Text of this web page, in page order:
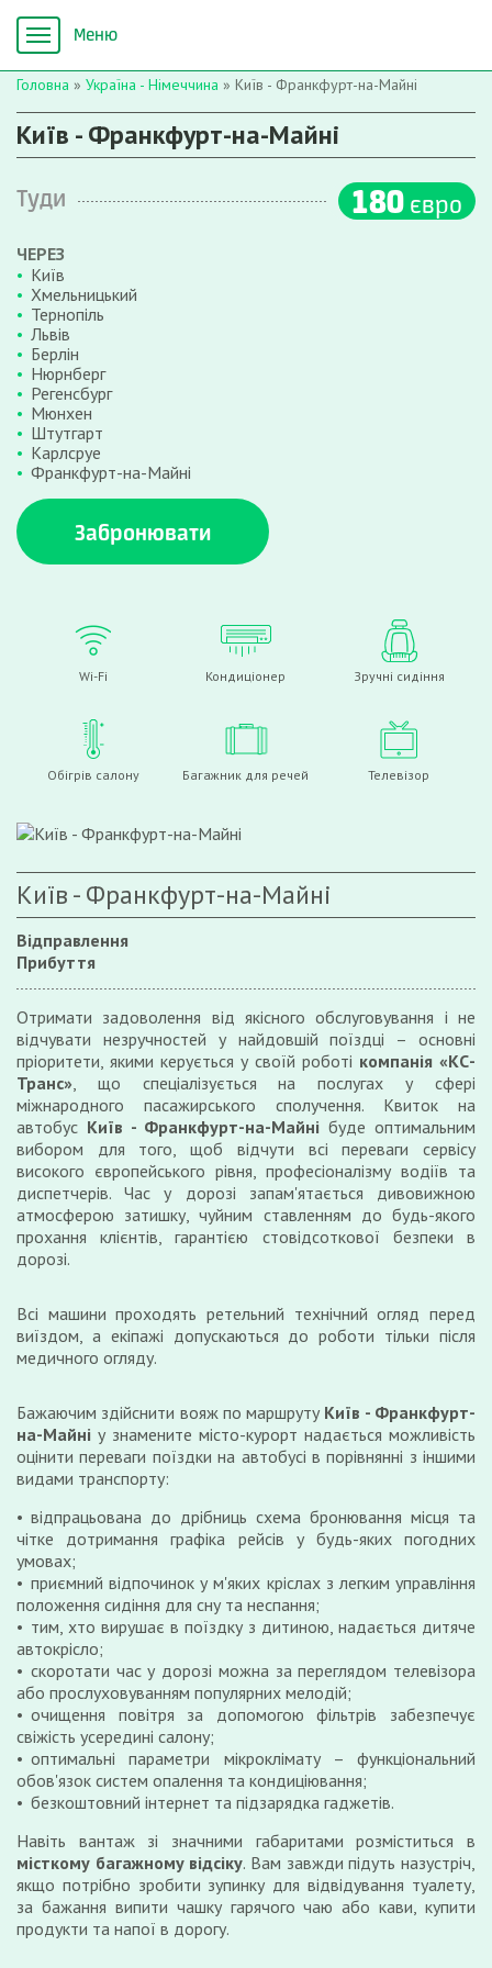
Головна » Україна - Німеччина » Київ - Франкфурт-на-Майні
Київ - Франкфурт-на-Майні
Туди 180 євро
ЧЕРЕЗ
Київ
Хмельницький
Тернопіль
Львів
Берлін
Нюрнберг
Регенсбург
Мюнхен
Штутгарт
Карлсруе
Франкфурт-на-Майні
Забронювати
Wi-Fi Кондиціонер Зручні сидіння
Обігрів салону Багажник для речей Телевізор
Київ - Франкфурт-на-Майні
Відправлення
Прибуття
Отримати задоволення від якісного обслуговування і не
відчувати незручностей у найдовшій поїздці – основні
пріоритети, якими керується у своїй роботі компанія «КС-
Транс», що спеціалізується на послугах у сфері
міжнародного пасажирського сполучення. Квиток на
автобус Київ - Франкфурт-на-Майнібуде оптимальним
вибором для того, щоб відчути всі переваги сервісу
високого європейського рівня, професіоналізму водіїв та
диспетчерів. Час у дорозі запам'ятається дивовижною
атмосферою затишку, чуйним ставленням до будь-якого
прохання клієнтів, гарантією стовідсоткової безпеки в
дорозі.
Всі машини проходять ретельний технічний огляд перед
виїздом, а екіпажі допускаються до роботи тільки після
медичного огляду.
Бажаючим здійснити вояж по маршруту Київ - Франкфурт-
на-Майні у знамените місто-курорт надається можливість
оцінити переваги поїздки на автобусі в порівнянні з іншими
видами транспорту:
відпрацьована до дрібниць схема бронювання місця та
чітке дотримання графіка рейсів у будь-яких погодних
умовах;
приємний відпочинок у м'яких кріслах з легким управління
положення сидіння для сну та неспання;
тим, хто вирушає в поїздку з дитиною, надається дитяче
автокрісло;
скоротати час у дорозі можна за переглядом телевізора
або прослуховуванням популярних мелодій;
очищення повітря за допомогою фільтрів забезпечує
свіжість усередині салону;
оптимальні параметри мікроклімату – функціональний
обов'язок систем опалення та кондиціювання;
безкоштовний інтернет та підзарядка гаджетів.
Навіть вантаж зі значними габаритами розміститься в
місткому багажному відсіку. Вам завжди підуть назустріч,
якщо потрібно зробити зупинку для відвідування туалету,
за бажання випити чашку гарячого чаю або кави, купити
продукти та напої в дорогу.